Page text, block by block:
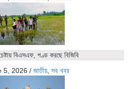
বিএসএফ, পণ্ড করছে বিজিবি
5, 2026 / জাতীয়, সব খবর